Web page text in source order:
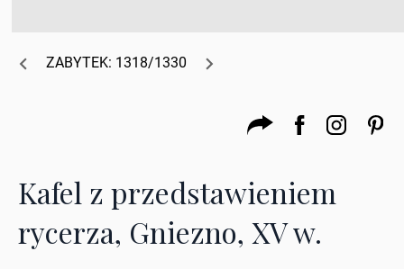
ZABYTEK: 1318/1330
Kafel z przedstawieniem
rycerza, Gniezno, XV w.